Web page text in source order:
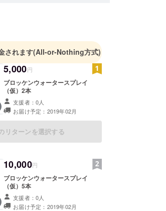
されます(All-or-Nothing方式)
5,000円
ブロッケンウォータースプレイ
（仮）2本
支援者：0人
お届け予定：2019年02月
リターンを選択する
10,000円
ブロッケンウォータースプレイ
（仮）5本
支援者：0人
お届け予定：2019年02月